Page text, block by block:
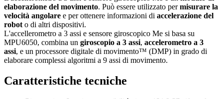
elaborazione del movimento. Può essere utilizzato permisurare la
velocità angolare e per ottenere informazioni di accelerazione del
robot o di altri dispositivi.
L'accellerometro a 3 assi e sensore giroscopico Me si basa su
MPU6050, combina un giroscopio a 3 assi, accelerometro a 3
assi, e un processore digitale di movimento™ (DMP) in grado di
elaborare complessi algoritmi a 9 assi di movimento.
Caratteristiche tecniche